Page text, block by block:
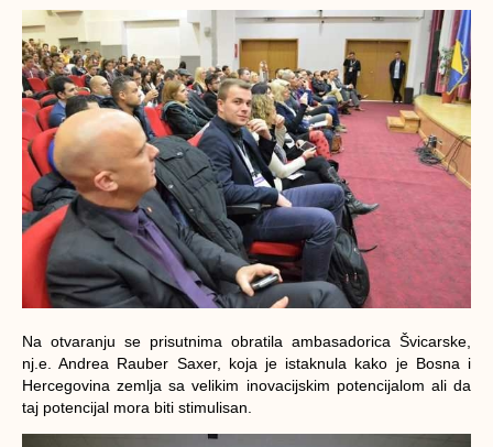
Na otvaranju se prisutnima obratila ambasadorica Švicarske,
nj.e. Andrea Rauber Saxer, koja je istaknula kako je Bosna i
Hercegovina zemlja sa velikim inovacijskim potencijalom ali da
taj potencijal mora biti stimulisan.